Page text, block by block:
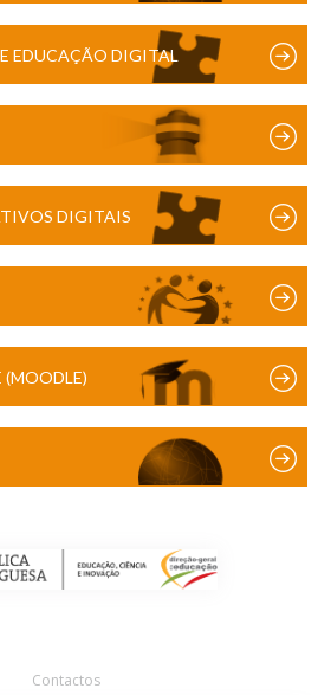
EDUCAÇÃO DIGITAL
DIGITAIS
(MOODLE)
Contactos